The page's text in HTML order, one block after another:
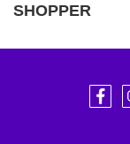
SHOPPER